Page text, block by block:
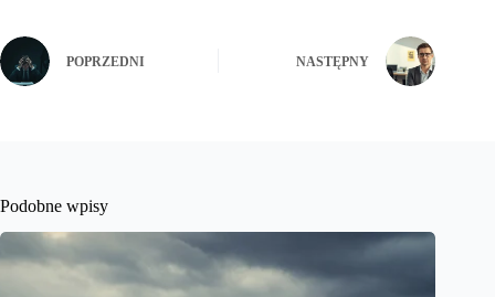
POPRZEDNI NASTĘPNY
Podobne wpisy